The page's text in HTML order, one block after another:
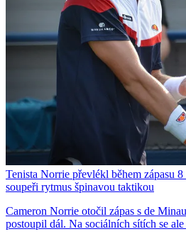
Tenista Norrie převlékl během zápasu
soupeři rytmus špinavou taktikou
Cameron Norrie otočil zápas s de
postoupil dál. Na sociálních sítích se